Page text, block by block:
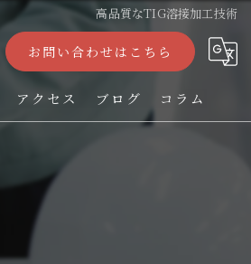
高品質なTIG溶接加工技術
お問い合わせはこちら
アクセス ブログ コラム